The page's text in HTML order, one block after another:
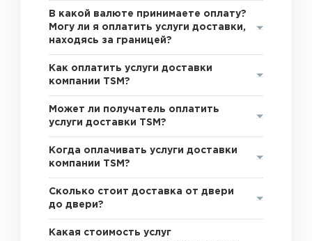
В какой валюте принимаете оплату?
Могу ли я оплатить услуги доставки,
находясь за границей?
Как оплатить услуги доставки
компании TSM?
Может ли получатель оплатить
услуги доставки TSM?
Когда оплачивать услуги доставки
компании TSM?
Сколько стоит доставка от двери
до двери?
Какая стоимость услуг